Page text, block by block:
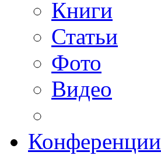
Книги
Статьи
Фото
Видео
Конференции